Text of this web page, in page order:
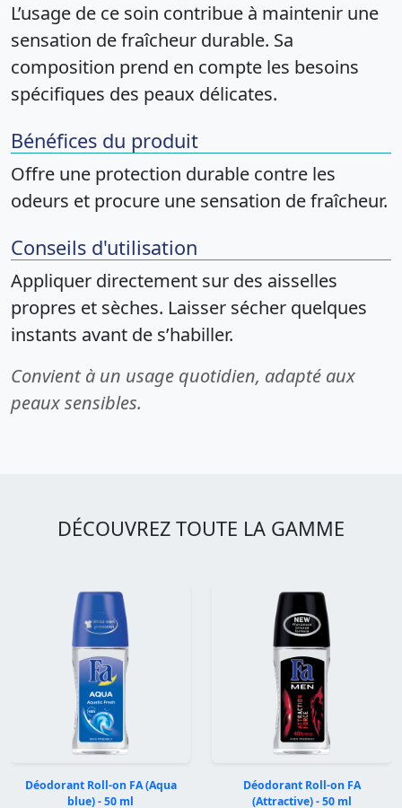
L’usage de ce soin contribue à maintenir une
sensation de fraîcheur durable. Sa
composition prend en compte les besoins
spécifiques des peaux délicates.
Bénéfices du produit
Offre une protection durable contre les
odeurs et procure une sensation de fraîcheur.
Conseils d'utilisation
Appliquer directement sur des aisselles
propres et sèches. Laisser sécher quelques
instants avant de s’habiller.
Convient à un usage quotidien, adapté aux
peaux sensibles.
DÉCOUVREZ TOUTE LA GAMME
Déodorant Roll-on FA (Aqua
blue) - 50 ml
Déodorant Roll-on FA
(Attractive) - 50 ml